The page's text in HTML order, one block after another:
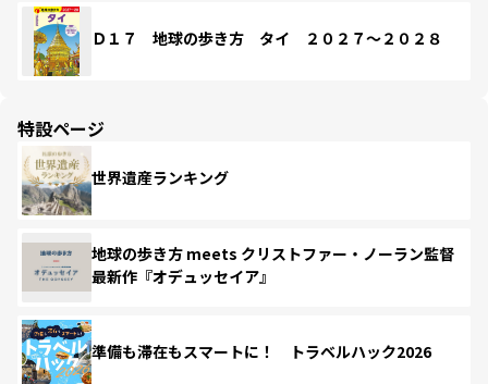
Ｄ１７ 地球の歩き方 タイ ２０２７～２０２８
特設ページ
世界遺産ランキング
地球の歩き方 meets クリストファー・ノーラン監督
最新作『オデュッセイア』
準備も滞在もスマートに！ トラベルハック2026